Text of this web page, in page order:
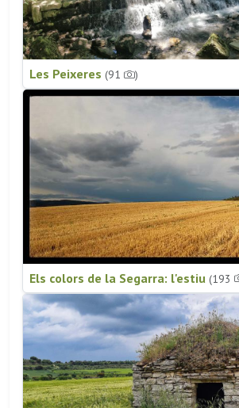
Les Peixeres (91 )
Els colors de la Segarra: l'estiu (193